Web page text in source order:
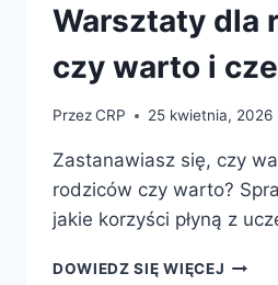
Warsztaty dla
czy warto i
PrzezCRP 25 kwietnia, 2026
Zastanawiasz się, czy
rodziców czy warto?
jakie korzyści płyną z
DOWIEDZ SIĘ WIĘCEJ